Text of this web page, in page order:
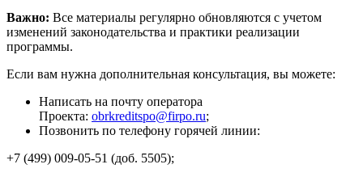
Важно: Все материалы регулярно обновляются с учетом
изменений законодательства и практики реализации
программы.
Если вам нужна дополнительная консультация, вы можете:
Написать на почту оператора
Проекта: obrkreditspo@firpo.ru;
Позвонить по телефону горячей линии:
+7 (499) 009-05-51 (доб. 5505);